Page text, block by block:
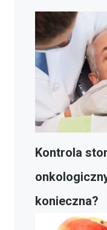
Kontrola
konieczna?